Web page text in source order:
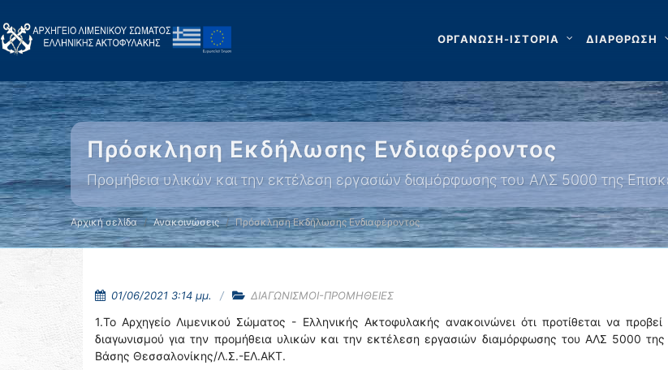
ΟΡΓΑΝΩΣΗ-ΙΣΤΟΡΙΑ ΔΙΑΡΘΡΩΣΗ
Πρόσκληση Εκδήλωσης Ενδιαφέροντος
Προμήθεια υλικών και την εκτέλεση εργασιών διαμόρφωσης του ΑΛΣ 5000 της
Αρχική σελίδα Ανακοινώσεις Πρόσκληση Εκδήλωσης Ενδιαφέροντος
01/06/2021 3:14 μμ. ΔΙΑΓΩΝΙΣΜΟΙ-ΠΡΟΜΗΘΕΙΕΣ
1.Το Αρχηγείο Λιμενικού Σώματος - Ελληνικής Ακτοφυλακής ανακοινώνει ότι προτίθεται να προβεί
διαγωνισμού για την προμήθεια υλικών και την εκτέλεση εργασιών διαμόρφωσης του ΑΛΣ 5000 της
Βάσης Θεσσαλονίκης/Λ.Σ.-ΕΛ.ΑΚΤ.